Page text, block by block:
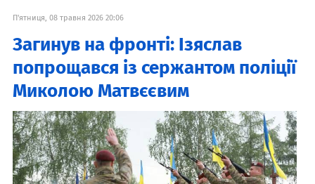
П'ятниця, 08 травня 2026 20:06
Загинув на фронті: Ізяслав
попрощався із сержантом поліції
Миколою Матвєєвим